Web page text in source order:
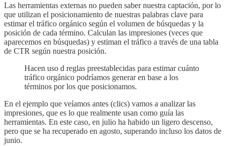
Las herramientas externas no pueden saber nuestra captación, por lo
que utilizan el posicionamiento de nuestras palabras clave para
estimar el tráfico orgánico según el volumen de búsquedas y la
posición de cada término. Calculan las impresiones (veces que
aparecemos en búsquedas) y estiman el tráfico a través de una tabla
de CTR según nuestra posición.
Hacen uso d reglas preestablecidas para estimar cuánto
tráfico orgánico podríamos generar en base a los
términos por los que posicionamos.
En el ejemplo que veíamos antes (clics) vamos a analizar las
impresiones, que es lo que realmente usan como guía las
herramientas. En este caso, en julio ha habido un ligero descenso,
pero que se ha recuperado en agosto, superando incluso los datos de
junio.